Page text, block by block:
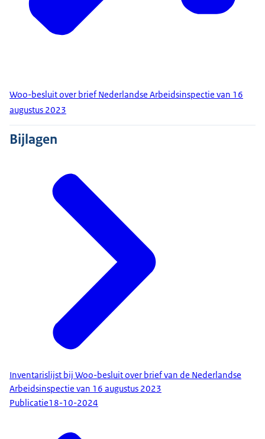
Woo-besluit over brief Nederlandse Arbeidsinspectie van 16
augustus 2023
Bijlagen
Inventarislijst bij Woo-besluit over brief van de Nederlandse
Arbeidsinspectie van 16 augustus 2023
Publicatie18-10-2024